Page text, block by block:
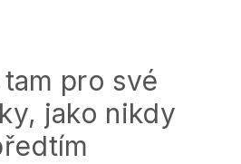
pro své
jako nikdy